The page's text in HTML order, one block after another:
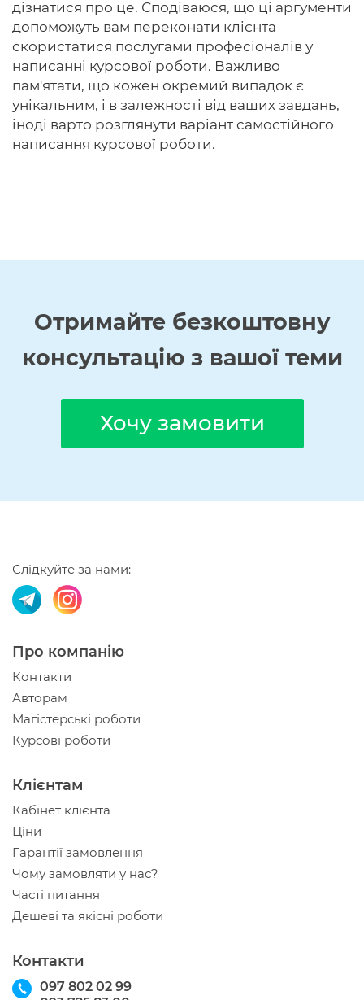
дізнатися про це. Сподіваюся, що ці аргументи
допоможуть вам переконати клієнта
скористатися послугами професіоналів у
написанні курсової роботи. Важливо
пам'ятати, що кожен окремий випадок є
унікальним, і в залежності від ваших завдань,
іноді варто розглянути варіант самостійного
написання курсової роботи.
Отримайте безкоштовну
консультацію з вашої теми
Хочу замовити
Слідкуйте за нами:
Про компанію
Контакти
Авторам
Магістерські роботи
Курсові роботи
Клієнтам
Кабінет клієнта
Ціни
Гарантії замовлення
Чому замовляти у нас?
Часті питання
Дешеві та якісні роботи
Контакти
097 802 02 99